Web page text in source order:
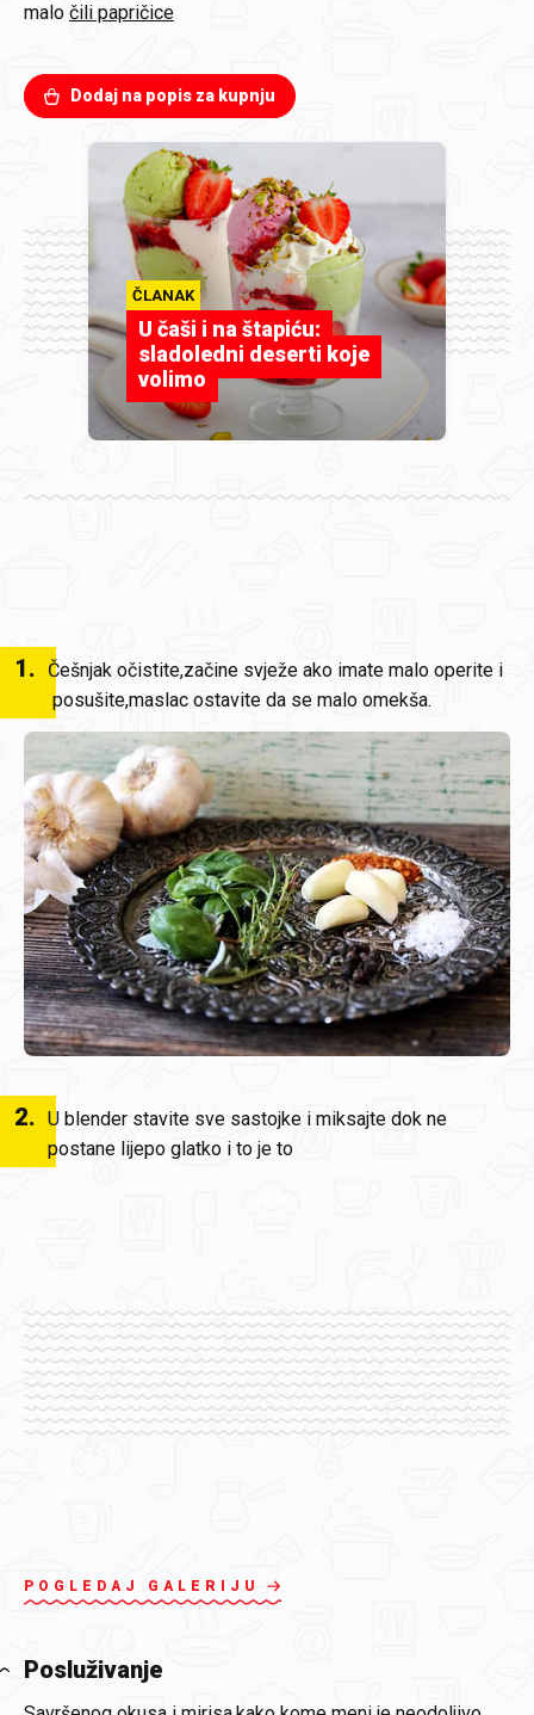
malo čili papričice
Dodaj na popis za kupnju
ČLANAK
U čaši i na štapiću:
sladoledni deserti koje
volimo
1.
Češnjak očistite,začine svježe ako imate malo operite i
posušite,maslac ostavite da se malo omekša.
2. U blender stavite sve sastojke i miksajte dok ne
postane lijepo glatko i to je to
POGLEDAJ GALERIJU
Posluživanje